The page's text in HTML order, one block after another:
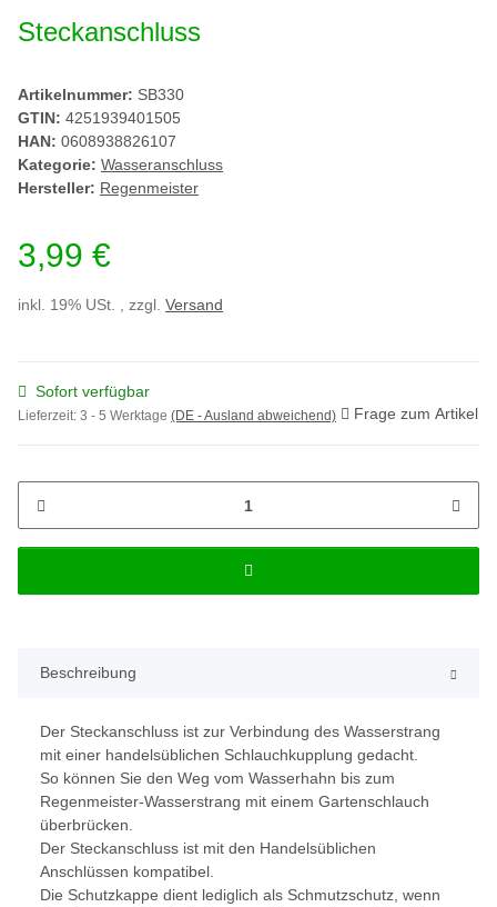
Steckanschluss
Artikelnummer: SB330
GTIN: 4251939401505
HAN: 0608938826107
Kategorie: Wasseranschluss
Hersteller: Regenmeister
3,99 €
inkl. 19% USt. , zzgl. Versand
Sofort verfügbar
Lieferzeit: 3 - 5 Werktage (DE - Ausland abweichend) Frage zum Artikel
Beschreibung
Der Steckanschluss ist zur Verbindung des Wasserstrang
mit einer handelsüblichen Schlauchkupplung gedacht.
So können Sie den Weg vom Wasserhahn bis zum
Regenmeister-Wasserstrang mit einem Gartenschlauch
überbrücken.
Der Steckanschluss ist mit den Handelsüblichen
Anschlüssen kompatibel.
Die Schutzkappe dient lediglich als Schmutzschutz, wenn